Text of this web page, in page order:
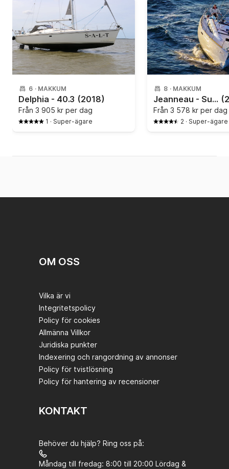
6 · MAKKUM
Delphia - 40.3 (2018)
Från 3 905 kr per dag
1 · Super-ägare
8 · MAKKUM
Jeanneau - Sun Odyssey 389
Från 3 578 kr per dag
2 · Super-ägare
OM OSS
Vilka är vi
Integritetspolicy
Policy för cookies
Allmänna Villkor
Juridiska punkter
Indexering och rangordning av annonser
Policy för tvistlösning
Policy för hantering av recensioner
KONTAKT
Behöver du hjälp? Ring oss på:
Måndag till fredag: 8:00 till 20:00 Lördag &